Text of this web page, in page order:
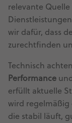
relevante
wir dafür, dass
zurechtfinden
Technisch
Performance
erfüllt aktuelle
wird regelmäßig
die stabil läuft,